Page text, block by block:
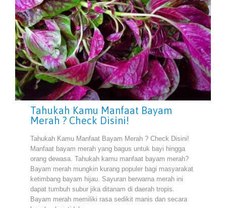
Tahukah Kamu Manfaat Bayam
Merah ? Check Disini!
Tahukah Kamu Manfaat Bayam Merah ? Check Disini!
Manfaat bayam merah yang bagus untuk bayi hingga
orang dewasa. Tahukah kamu manfaat bayam merah?
Bayam merah mungkin kurang populer bagi masyarakat
ketimbang bayam hijau. Sayuran berwarna merah ini
dapat tumbuh subur jika ditanam di daerah tropis.
Bayam merah memiliki rasa sedikit manis dan secara